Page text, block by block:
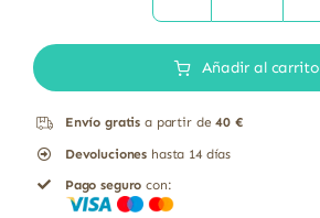
Galletas
Jengibre
Añadir al carrito
Envío gratis a partir de40 €
Devoluciones hasta 14 días
Pago seguro con: